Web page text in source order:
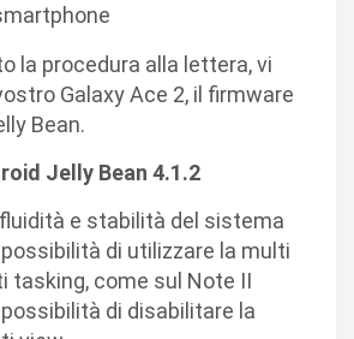
la procedura alla lettera, vi
Galaxy Ace 2, il firmware
Bean.
Jelly Bean 4.1.2
e stabilità del sistema
di utilizzare la multi
tasking, come sul Note II
di disabilitare la